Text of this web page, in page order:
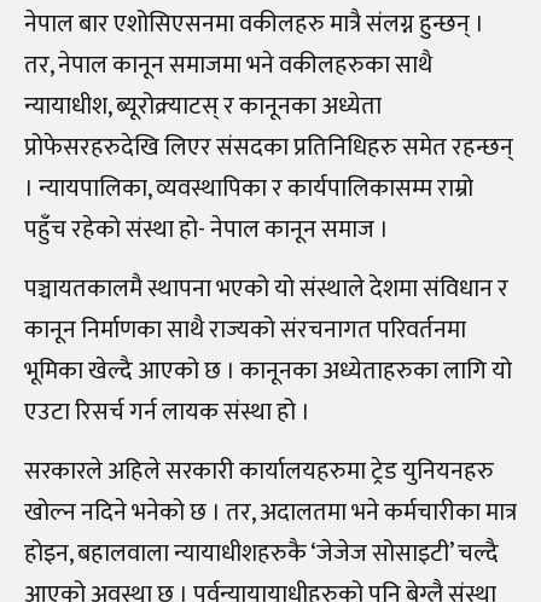
नेपाल बार एशोसिएसनमा वकीलहरु मात्रै संलग्न हुन्छन् ।
तर, नेपाल कानून समाजमा भने वकीलहरुका साथै
न्यायाधीश, ब्यूरोक्र्याटस् र कानूनका अध्येता
प्रोफेसरहरुदेखि लिएर संसदका प्रतिनिधिहरु समेत रहन्छन्
। न्यायपालिका, व्यवस्थापिका र कार्यपालिकासम्म राम्रो
पहुँच रहेको संस्था हो- नेपाल कानून समाज ।
पञ्चायतकालमै स्थापना भएको यो संस्थाले देशमा संविधान र
कानून निर्माणका साथै राज्यको संरचनागत परिवर्तनमा
भूमिका खेल्दै आएको छ । कानूनका अध्येताहरुका लागि यो
एउटा रिसर्च गर्न लायक संस्था हो ।
सरकारले अहिले सरकारी कार्यालयहरुमा ट्रेड युनियनहरु
खोल्न नदिने भनेको छ । तर, अदालतमा भने कर्मचारीका मात्र
होइन, बहालवाला न्यायाधीशहरुकै ‘जेजेज सोसाइटी’ चल्दै